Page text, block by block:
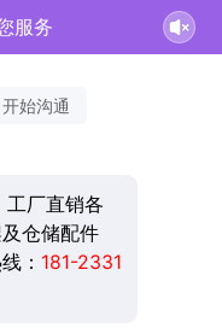
服务
始沟通
工厂直销各
仓储配件
： 181-2331